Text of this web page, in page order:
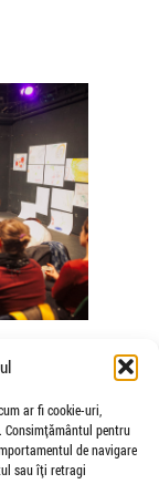
ar fi cookie-uri,
Consimțământul pentru
de navigare
sau îți retragi